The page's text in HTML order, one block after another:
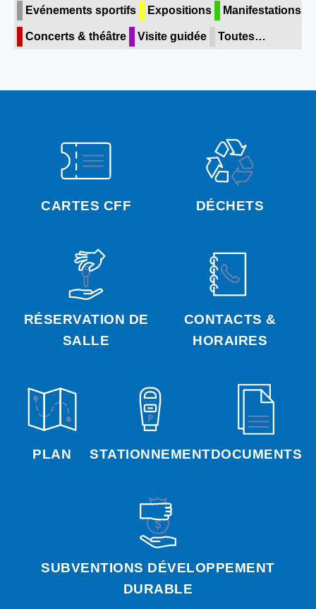
CARTES CFF DÉCHETS
RÉSERVATION DE
SALLE
CONTACTS &
HORAIRES
PLAN STATIONNEMENTDOCUMENTS
SUBVENTIONS DÉVELOPPEMENT
DURABLE
Evénements sportifs Expositions Manifestations
Concerts & théâtre Visite guidée Toutes…